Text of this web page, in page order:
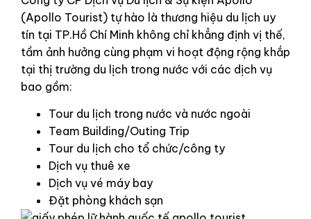
(Apollo Tourist) tự hào là thương hiệu du lịch uy
tín tại TP.Hồ Chí Minh không chỉ khẳng định vị thế,
tầm ảnh hưởng cùng phạm vi hoạt động rộng khắp
tại thị trường du lịch trong nước với các dịch vụ
bao gồm:
Tour du lịch trong nước và nước ngoài
Team Building/Outing Trip
Tour du lịch cho tổ chức/công ty
Dịch vụ thuê xe
Dịch vụ vé máy bay
Đặt phòng khách sạn